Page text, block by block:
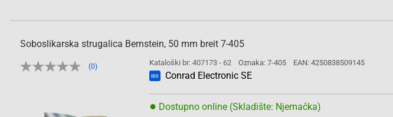
Soboslikarska strugalica Bernstein, 50 mm breit 7-405
(0) Kataloški br: 407173 - 62 Oznaka: 7-405 EAN: 4250838509145
ISO Conrad Electronic SE
● Dostupno online (Skladište: Njemačka)